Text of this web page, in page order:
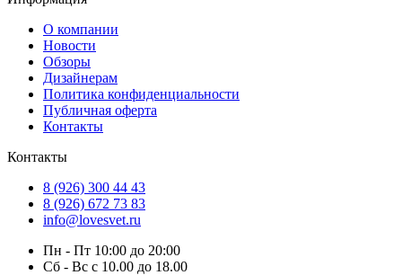
О компании
Новости
Обзоры
Дизайнерам
Политика конфиденциальности
Публичная оферта
Контакты
Контакты
8 (926) 300 44 43
8 (926) 672 73 83
info@lovesvet.ru
Пн - Пт 10:00 до 20:00
Сб - Вс с 10.00 до 18.00